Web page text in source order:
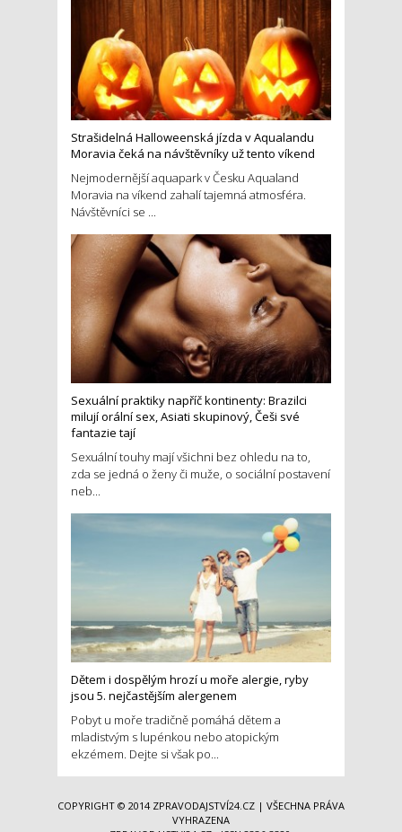
Strašidelná Halloweenská jízda v Aqualandu
Moravia čeká na návštěvníky už tento víkend
Nejmodernější aquapark v Česku Aqualand
Moravia na víkend zahalí tajemná atmosféra.
Návštěvníci se ...
Sexuální praktiky napříč kontinenty: Brazilci
milují orální sex, Asiati skupinový, Češi své
fantazie tají
Sexuální touhy mají všichni bez ohledu na to,
zda se jedná o ženy či muže, o sociální postavení
neb...
Dětem i dospělým hrozí u moře alergie, ryby
jsou 5. nejčastějším alergenem
Pobyt u moře tradičně pomáhá dětem a
mladistvým s lupénkou nebo atopickým
ekzémem. Dejte si však po...
COPYRIGHT © 2014 ZPRAVODAJSTVÍ24.CZ | VŠECHNA PRÁVA
VYHRAZENA